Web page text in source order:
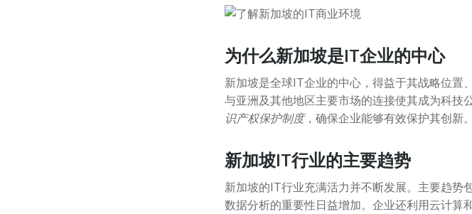
为什么新加坡是IT企业的中心
新加坡是全球IT企业的中心，得益于其战略位置
与亚洲及其他地区主要市场的连接使其成为科技
识产权保护制度，确保企业能够有效保护其创新。
新加坡IT行业的主要趋势
新加坡的IT行业充满活力并不断发展。主要趋势
数据分析的重要性日益增加。企业还利用云计算